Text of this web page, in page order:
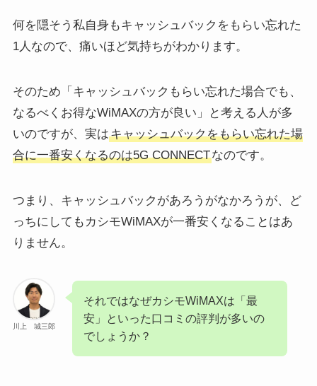
何を隠そう私自身もキャッシュバックをもらい忘れた
1人なので、痛いほど気持ちがわかります。
そのため「キャッシュバックもらい忘れた場合でも、
なるべくお得なWiMAXの方が良い」と考える人が多
いのですが、実はキャッシュバックをもらい忘れた場
合に一番安くなるのは5G CONNECTなのです。
つまり、キャッシュバックがあろうがなかろうが、ど
っちにしてもカシモWiMAXが一番安くなることはあ
りません。
川上 城三郎
それではなぜカシモWiMAXは「最
安」といった口コミの評判が多いの
でしょうか？